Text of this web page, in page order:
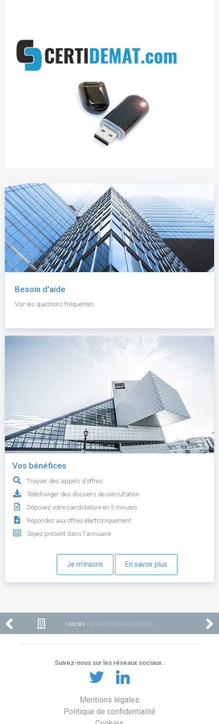
Besoin d'aide
Voir les questions fréquentes.
Vos bénéfices
Trouver des appels d'offres
Télécharger des dossiers de consultation
Déposez votre candidature en 5 minutes
Répondez aux offres électroniquement
Soyez présent dans l'annuaire
Je m'inscris En savoir plus
1 002 596 ENTREPRISES ENREGISTRÉES
Suivez-nous sur les réseaux sociaux :
Mentions légales
Politique de confidentialité